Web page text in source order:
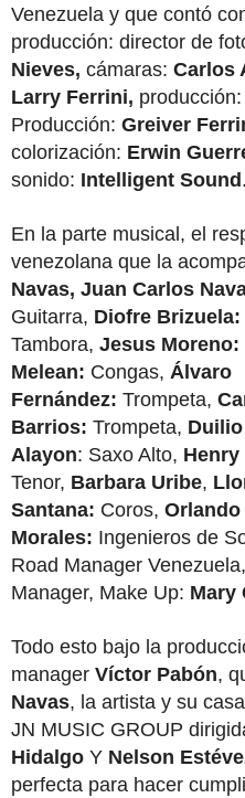
Venezuela y que contó
producción: director de
Nieves, cámaras: Carlos
Larry Ferrini, producción:
Producción: Greiver
colorización: Erwin
sonido: Intelligent Sound .
En la parte musical, el
venezolana que la
Navas, Juan Carlos
Guitarra, Diofre Brizuela:
Tambora, Jesus Moreno:
Melean: Congas, Álvaro
Fernández: Trompeta,
Barrios: Trompeta,
Alayon: Saxo Alto, Henry
Tenor, Barbara Uribe,
Santana: Coros,
Morales: Ingenieros de
Road Manager Venezuela,
Manager, Make Up: Mary
Todo esto bajo la
manager Víctor Pabón,
Navas, la artista y su
JN MUSIC GROUP
Hidalgo Y Nelson
perfecta para hacer